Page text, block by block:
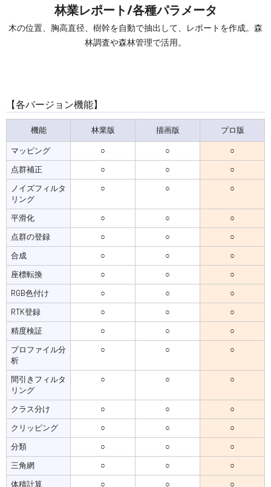
林業レポート/各種パラメータ
木の位置、胸高直径、樹幹を自動で抽出して、レポートを作成。森
林調査や森林管理で活用。
【各バージョン機能】
機能 林業版 描画版 プロ版
マッピング ○ ○
○
点群補正
○ ○
○
ノイズフィルタ
リング
○ ○ ○
平滑化 ○ ○
○
点群の登録
○ ○
○
合成
○ ○
○
座標転換
○ ○
○
RGB色付け
○ ○
○
RTK登録
○ ○
○
精度検証
○ ○
○
プロファイル分
析
○ ○ ○
間引きフィルタ
リング
○ ○ ○
クラス分け ○ ○
○
クリッピング
○ ○
○
分類
○ ○
○
三角網
○ ○
○
体積計算
○ ○
○